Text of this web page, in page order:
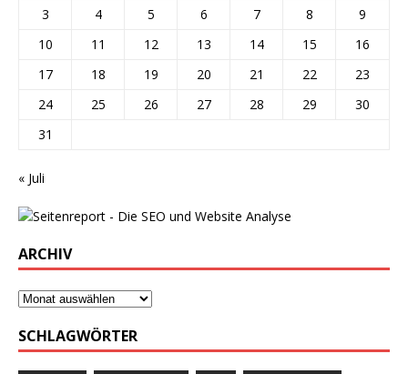
3
4 5 6 7 8
9
10
11 12 13 14 15
16
17
18 19 20 21 22
23
24
25 26 27 28 29
30
31
« Juli
ARCHIV
SCHLAGWÖRTER